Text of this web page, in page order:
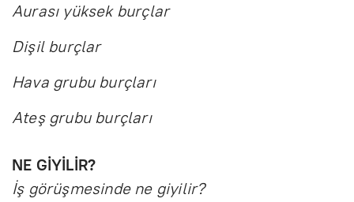
Aurası yüksek burçlar
Dişil burçlar
Hava grubu burçları
Ateş grubu burçları
NE GİYİLİR?
İş görüşmesinde ne giyilir?